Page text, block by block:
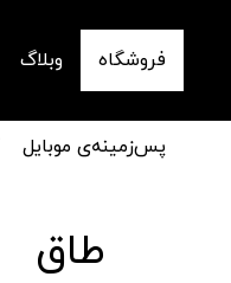
فروشگاه وبلاگ
پس‌زمینه‌ی موبایل
طاق